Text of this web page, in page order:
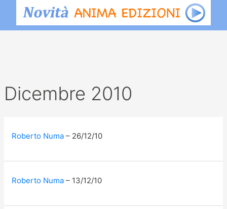
Dicembre 2010
Roberto Numa 26/12/10
Roberto Numa 13/12/10